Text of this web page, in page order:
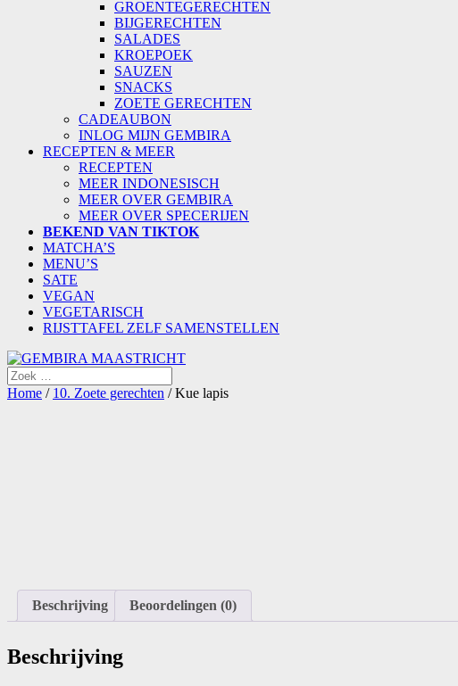
GROENTEGERECHTEN
BIJGERECHTEN
SALADES
KROEPOEK
SAUZEN
SNACKS
ZOETE GERECHTEN
CADEAUBON
INLOG MIJN GEMBIRA
RECEPTEN & MEER
RECEPTEN
MEER INDONESISCH
MEER OVER GEMBIRA
MEER OVER SPECERIJEN
BEKEND VAN TIKTOK
MATCHA’S
MENU’S
SATE
VEGAN
VEGETARISCH
RIJSTTAFEL ZELF SAMENSTELLEN
Home / 10. Zoete gerechten / Kue lapis
Beschrijving Beoordelingen (0)
Beschrijving